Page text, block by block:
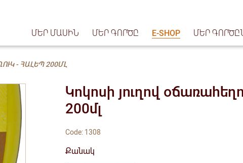
ՄԵՐ ՄԱՍԻՆ ՄԵՐ ԳՈՐԾԸ E-SHOP ՄԵՐ
- ՀԱԼԵՊ 200ՄԼ
Կոկոսի յուղով
200մլ
Code: 1308
Քանակ